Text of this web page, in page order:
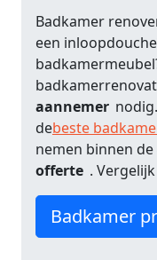
Badkamer
een
aannemer
debeste
nemen binnen
offerte .
Badkamer